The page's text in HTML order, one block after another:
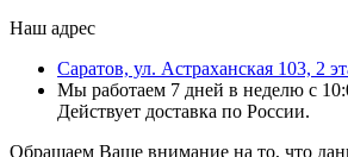
Наш адрес
Саратов, ул. Астраханская 103, 2
Мы работаем 7 дней в неделю с
Действует доставка по России.
Обращаем Ваше внимание на то, что